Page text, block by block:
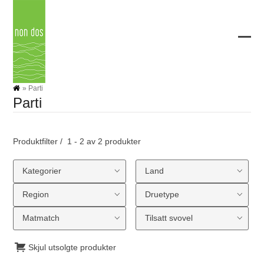
content
» Parti
Parti
Produktfilter 1 - 2 av 2 produkter
Kategorier Land
Region Druetype
Matmatch Tilsatt svovel
Skjul utsolgte produkter